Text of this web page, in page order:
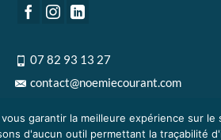
07 82 93 13 27
contact@noemiecourant.com
garantir la meilleure expérience sur
d'aucun outil permettant la traçabilité